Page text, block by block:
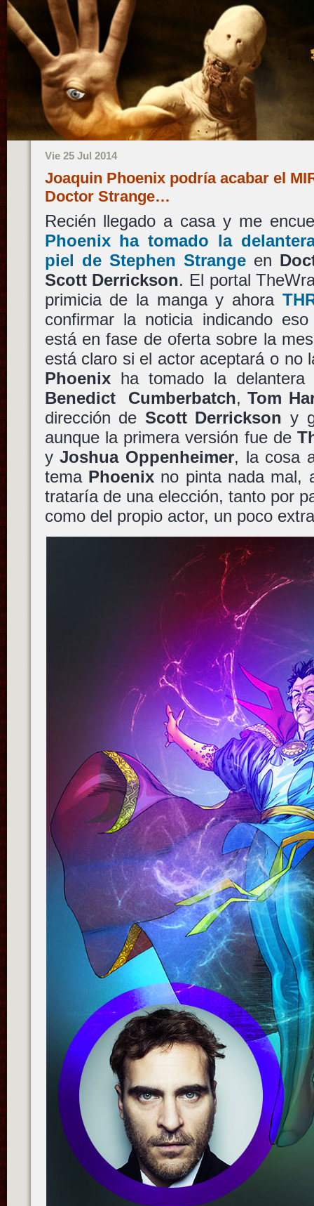
Vie 25 Jul 2014
Joaquin Phoenix podría acabar el
Doctor Strange…
Recién llegado a casa y me
Phoenixha tomado la
piel de Stephen Strangeen
Scott Derrickson. El portal
primicia de la manga y ahora
confirmar la noticia indicando
está en fase de oferta sobre la
está claro si el actor aceptará o no
Phoenixha tomado la delantera
Benedict Cumberbatch,Tom
dirección de Scott Derrickson y
aunque la primera versión fue de
yJoshua Oppenheimer, la cosa
tema Phoenixno pinta nada mal,
trataría de una elección, tanto por
como del propio actor, un poco